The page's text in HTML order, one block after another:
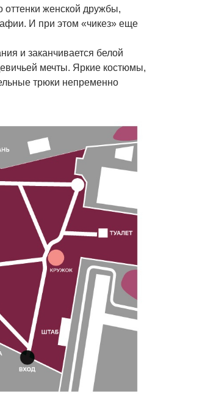
женской дружбы,
И при этом «чикез» еще
и заканчивается белой
мечты. Яркие костюмы,
трюки непременно